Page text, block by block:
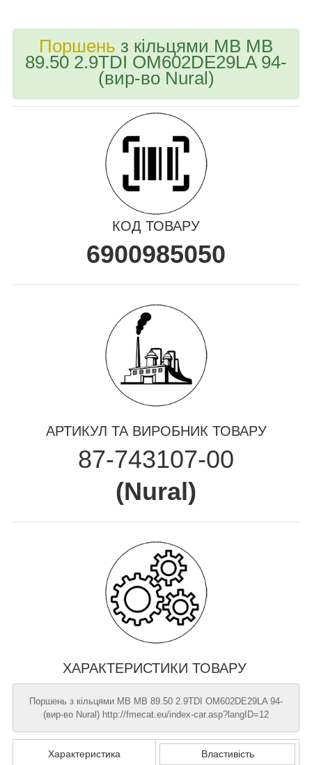
Поршень з кільцями MB MB
89.50 2.9TDI OM602DE29LA 94-
(вир-во Nural)
КОД ТОВАРУ
6900985050
АРТИКУЛ ТА ВИРОБНИК ТОВАРУ
87-743107-00
(Nural)
ХАРАКТЕРИСТИКИ ТОВАРУ
Поршень з кільцями MB MB 89.50 2.9TDI OM602DE29LA 94-
(вир-во Nural) http://fmecat.eu/index-car.asp?langID=12
Характеристика Властивість